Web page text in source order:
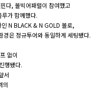
다, 볼빅어패럴이 참여했고
가 함께했다.
N BLACK & N GOLD 볼로,
은 정규투어와 동일하게 세팅됐다.
없이
행됐다.
서
의